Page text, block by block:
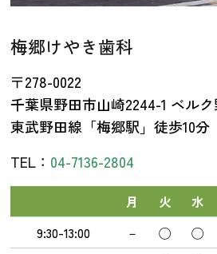
梅郷けやき歯科
〒278-0022
千葉県野田市山崎2244-1 ベル
東武野田線「梅郷駅」徒歩10分
TEL： 04-7136-2804
月 火 水
9:30-13:00
－ ◯ ◯